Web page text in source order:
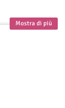
Mostra di più